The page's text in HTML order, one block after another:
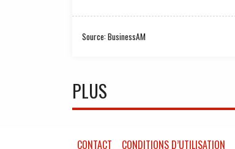
Source: BusinessAM
PLUS
CONTACT CONDITIONS D’UTILISATION